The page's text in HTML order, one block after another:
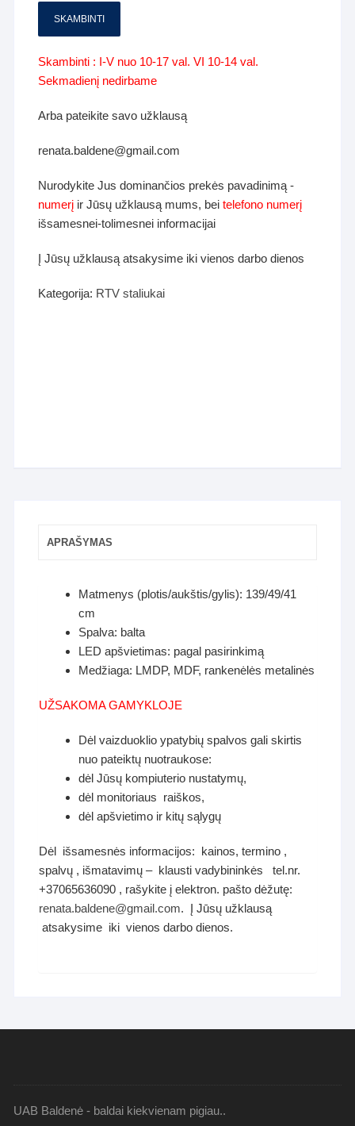
SKAMBINTI
Skambinti : I-V nuo 10-17 val. VI 10-14 val.
Sekmadienį nedirbame
Arba pateikite savo užklausą
renata.baldene@gmail.com
Nurodykite Jus dominančios prekės pavadinimą -
numerį ir Jūsų užklausą mums, beitelefono numerį
išsamesnei-tolimesnei informacijai
Į Jūsų užklausą atsakysime iki vienos darbo dienos
Kategorija: RTV staliukai
APRAŠYMAS
Matmenys (plotis/aukštis/gylis): 139/49/41
cm
Spalva: balta
LED apšvietimas: pagal pasirinkimą
Medžiaga: LMDP, MDF, rankenėlės metalinės
UŽSAKOMA GAMYKLOJE
Dėl vaizduoklio ypatybių spalvos gali skirtis
nuo pateiktų nuotraukose:
dėl Jūsų kompiuterio nustatymų,
dėl monitoriaus raiškos,
dėl apšvietimo ir kitų sąlygų
Dėl išsamesnės informacijos: kainos, termino ,
spalvų , išmatavimų – klausti vadybininkės tel.nr.
+37065636090 , rašykite į elektron. pašto dėžutę:
renata.baldene@gmail.com. Į Jūsų užklausą
atsakysime iki vienos darbo dienos.
UAB Baldenė - baldai kiekvienam pigiau..